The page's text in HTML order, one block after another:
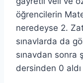
öğrencilerin
neredeyse 2.
sınavlarda da
sınavdan sonra
dersinden 0